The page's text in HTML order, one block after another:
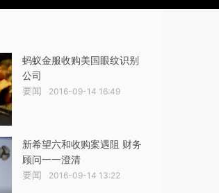
蚂蚁金服收购美国眼纹识别
公司
要闻 2016-09-14 16:49
新希望六和收购案遇阻 财务
顾问一一澄清
要闻 2016-09-14 13:22